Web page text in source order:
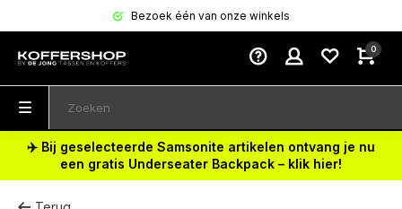
Bezoek één van onze winkels
0
✈️ Bij geselecteerde Samsonite artikelen ontvang je nu
een gratis Underseater Backpack – klik hier!